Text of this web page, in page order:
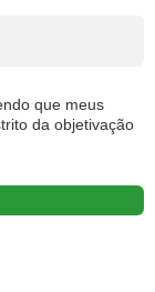
que meus
da objetivação